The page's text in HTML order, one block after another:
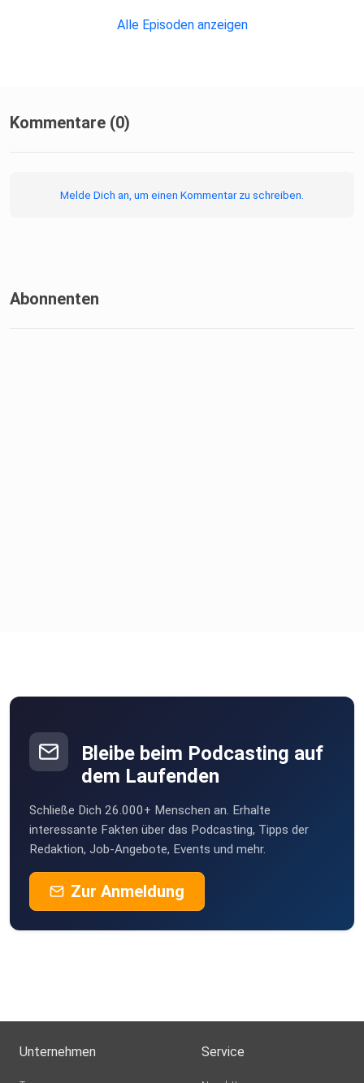
Alle Episoden anzeigen
Kommentare (0)
Melde Dich an, um einen Kommentar zu schreiben.
Abonnenten
Bleibe beim Podcasting auf
dem Laufenden
Schließe Dich 26.000+ Menschen an. Erhalte
interessante Fakten über das Podcasting, Tipps der
Redaktion, Job-Angebote, Events und mehr.
Zur Anmeldung
Unternehmen Service